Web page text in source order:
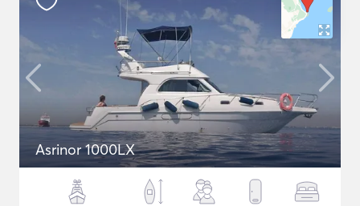
Asrinor 1000LX